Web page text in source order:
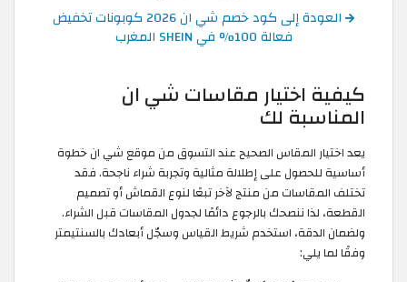
العودة إلى كود خصم شي ان 2026 كوبونات تخفيض
فعالة 100% في SHEIN المغرب
كيفية اختيار مقاسات شي ان
المناسبة لك
يعد اختيار المقاس الصحيح عند التسوق من موقع شي ان خطوة
أساسية للحصول على إطلالة مثالية وتجربة شراء ناجحة. فقد
تختلف المقاسات من منتج لآخر تبعًا لنوع القماش أو تصميم
القطعة، لذا ننصحك بالرجوع دائمًا لجدول المقاسات قبل الشراء.
ولضمان الدقة، استخدم شريط القياس وسجّل أبعادك بالسنتيمتر
وفقًا لما يلي: